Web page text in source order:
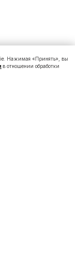
Нажимая «Принять», вы
в отношении обработки